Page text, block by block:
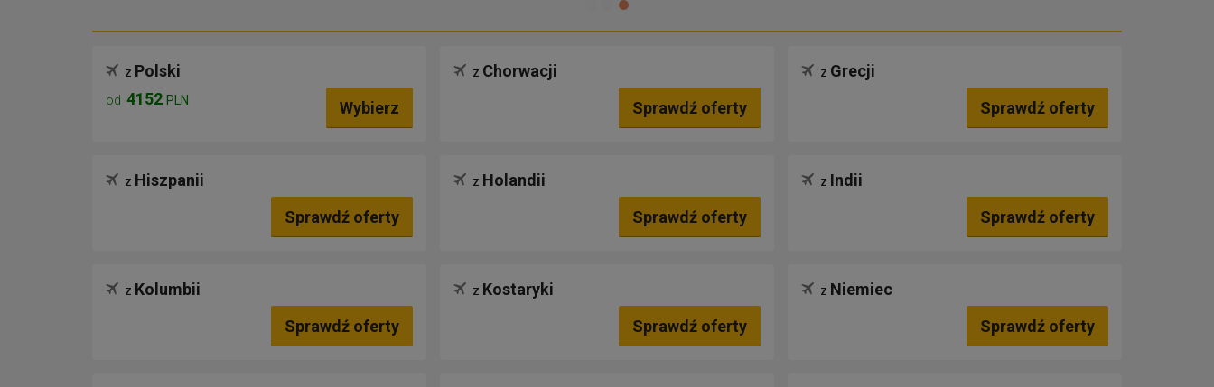
z Polski
od 4152 PLN Wybierz
z Chorwacji
Sprawdź oferty
z Grecji
Sprawdź oferty
z Hiszpanii
Sprawdź oferty
z Holandii
Sprawdź oferty
z Indii
Sprawdź oferty
z Kolumbii
Sprawdź oferty
z Kostaryki
Sprawdź oferty
z Niemiec
Sprawdź oferty